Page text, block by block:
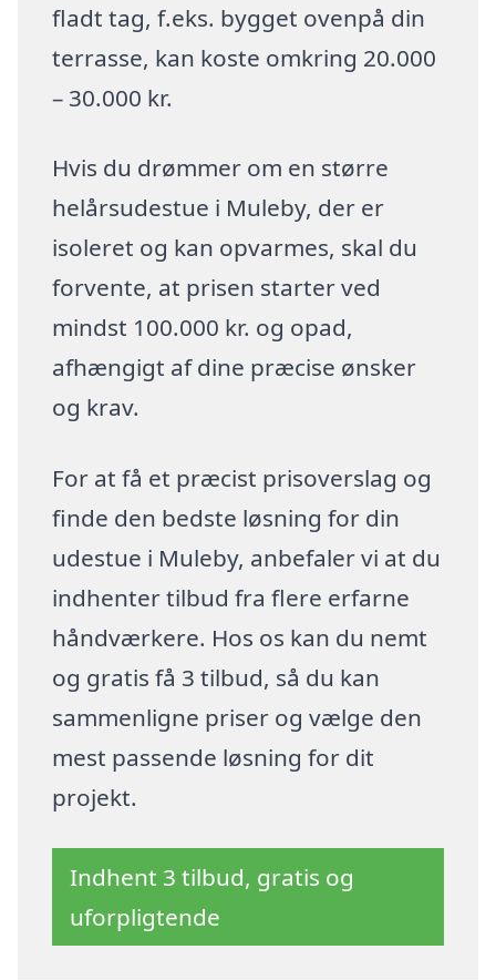
fladt tag, f.eks. bygget ovenpå din
terrasse, kan koste omkring 20.000
– 30.000 kr.
Hvis du drømmer om en større
helårsudestue i Muleby, der er
isoleret og kan opvarmes, skal du
forvente, at prisen starter ved
mindst 100.000 kr. og opad,
afhængigt af dine præcise ønsker
og krav.
For at få et præcist prisoverslag og
finde den bedste løsning for din
udestue i Muleby, anbefaler vi at du
indhenter tilbud fra flere erfarne
håndværkere. Hos os kan du nemt
og gratis få 3 tilbud, så du kan
sammenligne priser og vælge den
mest passende løsning for dit
projekt.
Indhent 3 tilbud, gratis og
uforpligtende